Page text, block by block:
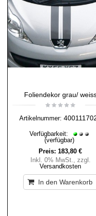
Foliendekor grau/
Artikelnummer:
Verfügbarkeit:
(verfügbar)
Preis: 183,80 €
Inkl. 0% MwSt., zzgl.
Versandkosten
In den Warenkorb